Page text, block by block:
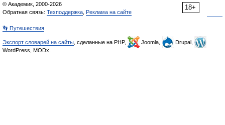
18+
© Академик, 2000-2026
Обратная связь: Техподдержка Реклама на сайте
👣 Путешествия
Экспорт словарей на сайты , сделанные на PHP, Joomla,
Drupal,
WordPress, MODx.